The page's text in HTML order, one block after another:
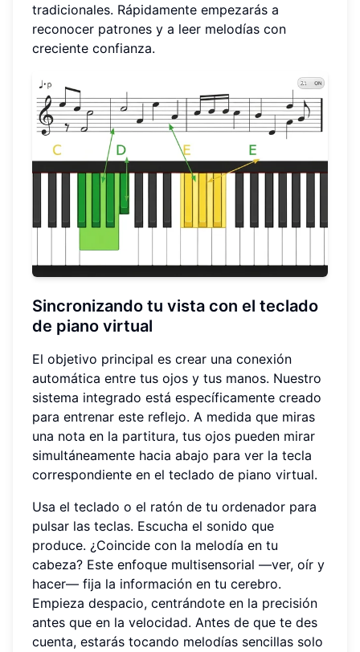
tradicionales. Rápidamente empezarás a
reconocer patrones y a leer melodías con
creciente confianza.
Sincronizando tu vista con el teclado
de piano virtual
El objetivo principal es crear una conexión
automática entre tus ojos y tus manos. Nuestro
sistema integrado está específicamente creado
para entrenar este reflejo. A medida que miras
una nota en la partitura, tus ojos pueden mirar
simultáneamente hacia abajo para ver la tecla
correspondiente en el teclado de piano virtual.
Usa el teclado o el ratón de tu ordenador para
pulsar las teclas. Escucha el sonido que
produce. ¿Coincide con la melodía en tu
cabeza? Este enfoque multisensorial —ver, oír y
hacer— fija la información en tu cerebro.
Empieza despacio, centrándote en la precisión
antes que en la velocidad. Antes de que te des
cuenta, estarás tocando melodías sencillas solo